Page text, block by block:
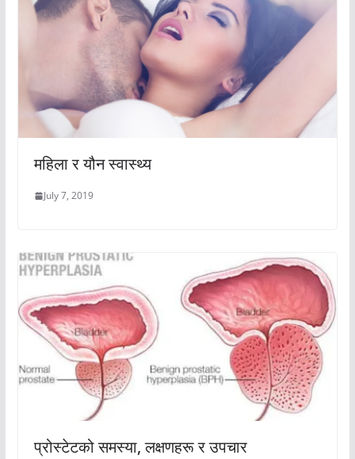
महिला र यौन स्वास्थ्य
July 7, 2019
प्रोस्टेटको समस्या, लक्षणहरू र उपचार